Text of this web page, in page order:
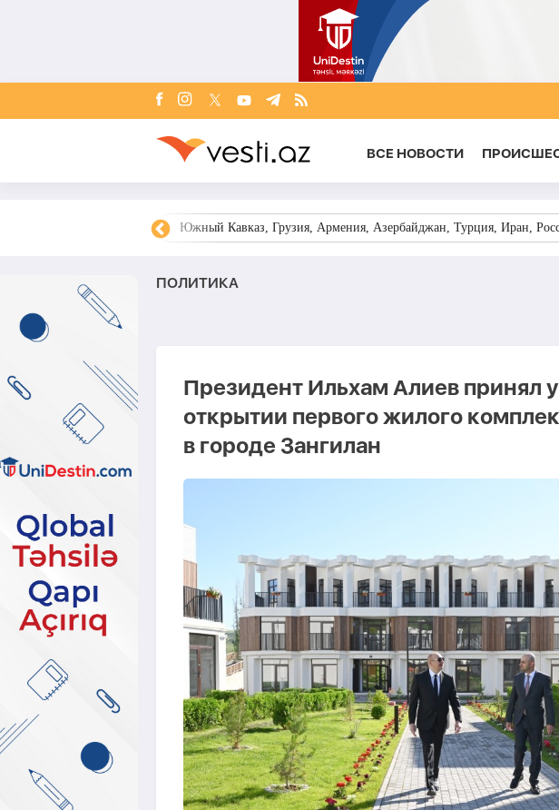
ВСЕ НОВОСТИ
Южный Кавказ, Грузия, Армения, Азербайджан, Турция, Иран,
ПОЛИТИКА
Президент Ильхам Алиев принял
открытии первого жилого
в городе Зангилан